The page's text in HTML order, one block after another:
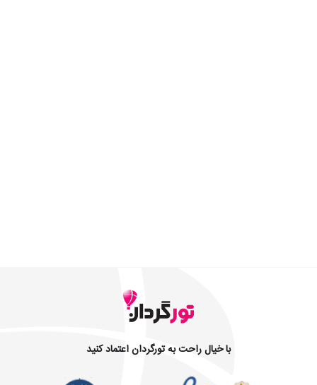
با خیال راحت به تورگردان اعتماد کنید